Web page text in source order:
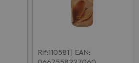
Rif:110581 | EAN: